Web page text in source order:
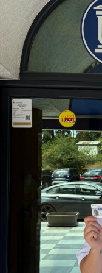
Marokut organizimin
këto pretendime.
“Gjëja më e
mohuar këtë. Ne po
takimin e radhës në
në mohimin e këtij
duam dhe besojmë
në Spanjë”, përfundoi